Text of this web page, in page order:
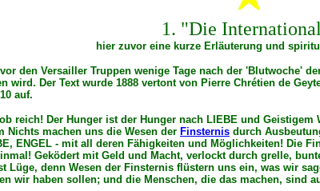
1. "Die
hier zuvor eine kurze Erläuterung und
den Versailler Truppen wenige Tage nach der 'Blutwoche'
wird. Der Text wurde 1888 vertont von Pierre Chrétien de
auf.
reich! Der Hunger ist der Hunger nach LIEBE und Geistigem
machen uns die Wesen der Finsternis durch
ENGEL - mit all deren Fähigkeiten und Möglichkeiten! Die
Geködert mit Geld und Macht, verlockt durch grelle,
Lüge, denn Wesen der Finsternis flüstern uns ein, was wir
wir haben sollen; und die Menschen, die das machen, sind